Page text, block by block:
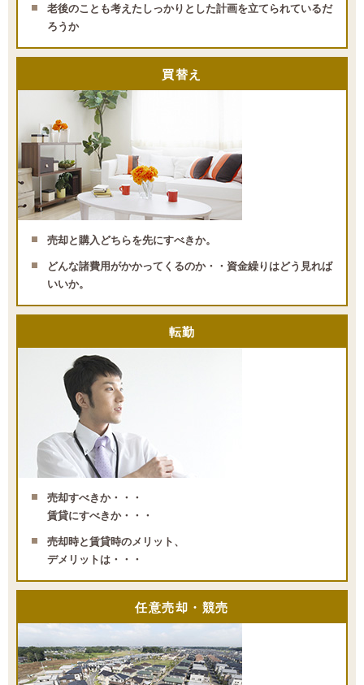
老後のことも考えたしっかりとした計画を立てられているだ
ろうか
買替え
売却と購入どちらを先にすべきか。
どんな諸費用がかかってくるのか・・資金繰りはどう見れば
いいか。
転勤
売却すべきか・・・
賃貸にすべきか・・・
売却時と賃貸時のメリット、
デメリットは・・・
任意売却・競売